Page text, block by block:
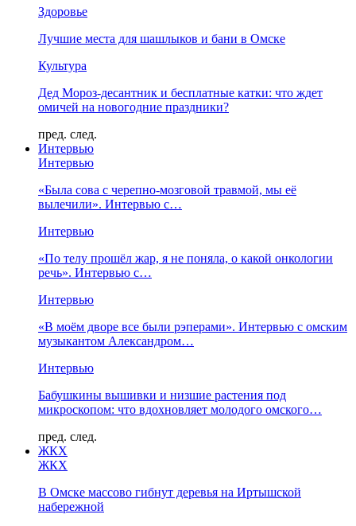
Здоровье
Лучшие места для шашлыков и бани в Омске
Культура
Дед Мороз-десантник и бесплатные катки: что ждет
омичей на новогодние праздники?
пред. след.
Интервью
Интервью
«Была сова с черепно-мозговой травмой, мы её
вылечили». Интервью с…
Интервью
«По телу прошёл жар, я не поняла, о какой онкологии
речь». Интервью с…
Интервью
«В моём дворе все были рэперами». Интервью с омским
музыкантом Александром…
Интервью
Бабушкины вышивки и низшие растения под
микроскопом: что вдохновляет молодого омского…
пред. след.
ЖКХ
ЖКХ
В Омске массово гибнут деревья на Иртышской
набережной